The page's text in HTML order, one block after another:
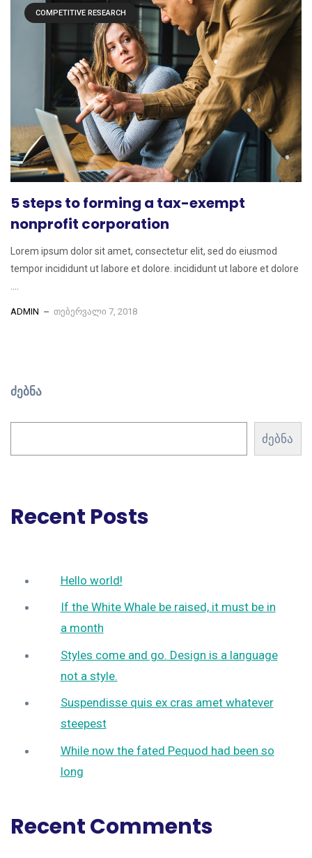
COMPETITIVE RESEARCH
5 steps to forming a tax-exempt
nonprofit corporation
Lorem ipsum dolor sit amet, consectetur elit, sed do eiusmod
tempor incididunt ut labore et dolore. incididunt ut labore et dolore
ADMIN ᲗᲔᲑᲔᲠᲕᲐᲚᲘ 7, 2018
ძებნა
ძებნა
Recent Posts
Hello world!
If the White Whale be raised, it must be in
a month
Styles come and go. Design is a language
not a style.
Suspendisse quis ex cras amet whatever
steepest
While now the fated Pequod had been so
long
Recent Comments